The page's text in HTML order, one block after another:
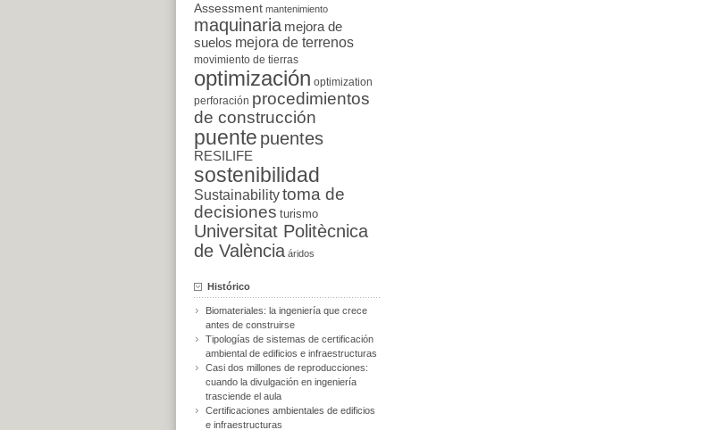
Assessment mantenimiento
maquinaria mejora de
suelos mejora de terrenos
movimiento de tierras
optimización optimization
perforación procedimientos
de construcción
puente puentes
RESILIFE
sostenibilidad
Sustainabilitytoma de
decisiones turismo
Universitat Politècnica
de València áridos
Histórico
Biomateriales: la ingeniería que crece
antes de construirse
Tipologías de sistemas de certificación
ambiental de edificios e infraestructuras
Casi dos millones de reproducciones:
cuando la divulgación en ingeniería
trasciende el aula
Certificaciones ambientales de edificios
e infraestructuras